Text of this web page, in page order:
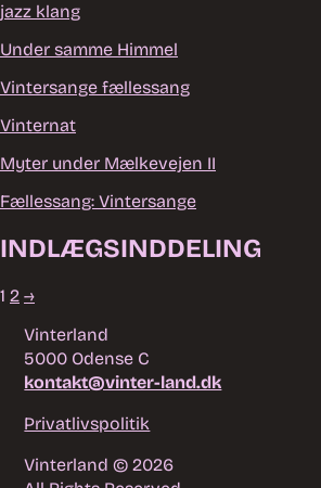
jazz klang
Under samme Himmel
Vintersange fællessang
Vinternat
Myter under Mælkevejen II
Fællessang: Vintersange
INDLÆGSINDDELING
1 2 →
Vinterland
5000 Odense C
kontakt@vinter-land.dk
Privatlivspolitik
Vinterland © 2026